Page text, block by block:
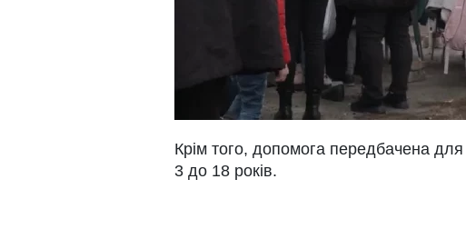
Крім того, допомога передбачена для
3 до 18 років.